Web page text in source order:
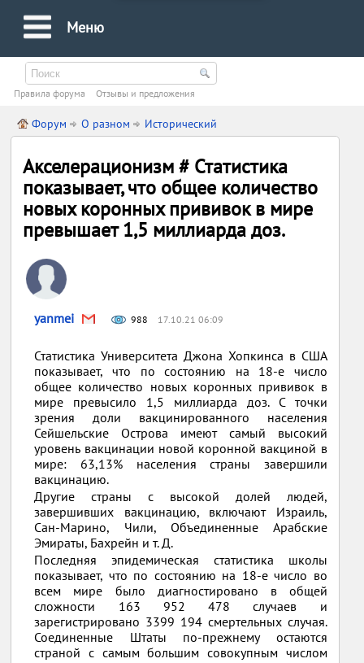
Меню
Правила форума Oтзывы и предложения
Форум О разном Исторический
Акселерационизм # Статистика
показывает, что общее количество
новых коронных прививок в мире
превышает 1,5 миллиарда доз.
yanmei 988 17.10.21 06:09
Статистика Университета Джона Хопкинса в США
показывает, что по состоянию на 18-е число
общее количество новых коронных прививок в
мире превысило 1,5 миллиарда доз. С точки
зрения доли вакцинированного населения
Сейшельские Острова имеют самый высокий
уровень вакцинации новой коронной вакциной в
мире: 63,13% населения страны завершили
вакцинацию.
Другие страны с высокой долей людей,
завершивших вакцинацию, включают Израиль,
Сан-Марино, Чили, Объединенные Арабские
Эмираты, Бахрейн и т. Д.
Последняя эпидемическая статистика школы
показывает, что по состоянию на 18-е число во
всем мире было диагностировано в общей
сложности 163 952 478 случаев и
зарегистрировано 3399 194 смертельных случая.
Соединенные Штаты по-прежнему остаются
страной с самым большим совокупным числом